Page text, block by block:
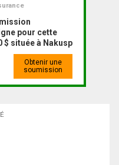
pour cette
$ située à Nakusp
Obtenir une
soumission